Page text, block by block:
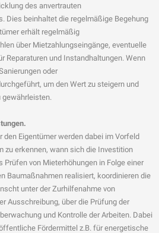
des anvertrauten
Dies beinhaltet die regelmäßige Begehung
erhält regelmäßig
über Mietzahlungseingänge, eventuelle
Reparaturen und Instandhaltungen. Wenn
oder
um den Wert zu steigern und
Eigentümer werden dabei im Vorfeld
zu erkennen, wann sich die Investition
Prüfen von Mieterhöhungen in Folge einer
Baumaßnahmen realisiert, koordinieren die
unter der Zurhilfenahme von
Ausschreibung, über die Prüfung der
und Kontrolle der Arbeiten. Dabei
Fördermittel z.B. für energetische